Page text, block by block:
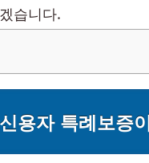
습니다.
용자 특례보증